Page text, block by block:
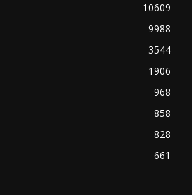
10609
9988
3544
1906
968
858
828
661